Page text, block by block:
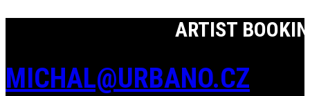
ARTIST
MICHAL@URBANO.CZ